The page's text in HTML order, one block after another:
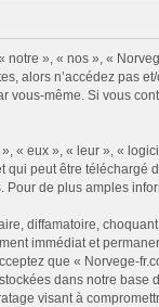
», « nos », «
alors n’accédez pas
même. Si vous
« eux », « leur », «
qui peut être téléchargé
de plus amples
diffamatoire,
immédiat et
que « Norvege-
dans notre
visant à